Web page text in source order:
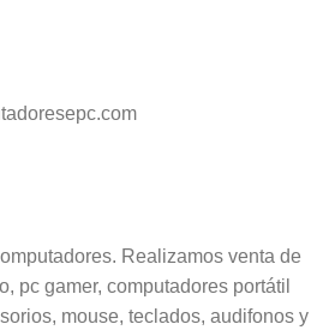
Realizamos venta de
pc gamer, computadores portátil
mouse, teclados, audifonos y